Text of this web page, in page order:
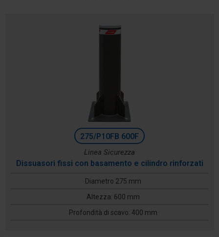
275/P10FB 600F
Linea Sicurezza
Dissuasori fissi con basamento e cilindro rinforzati
Diametro 275 mm
Altezza: 600 mm
Profondità di scavo: 400 mm